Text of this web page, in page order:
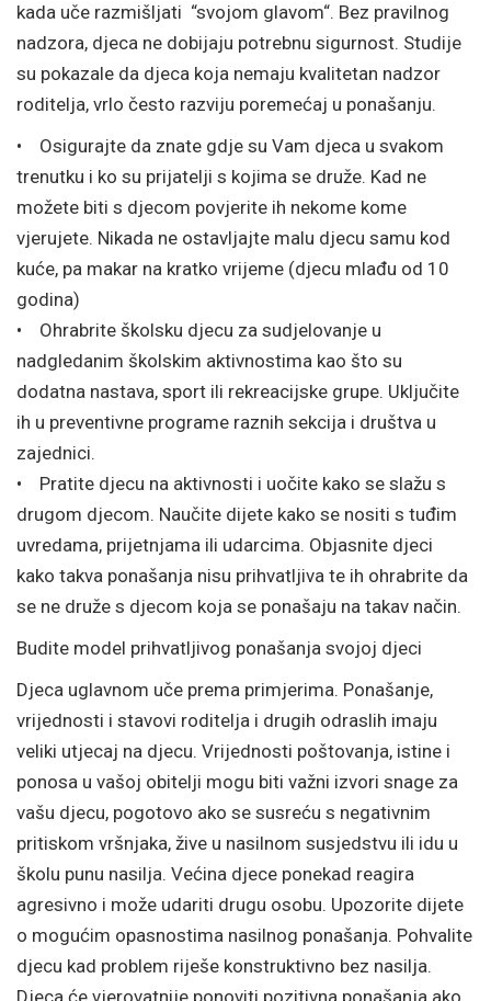
kada uče razmišljati “svojom glavom“. Bez pravilnog
nadzora, djeca ne dobijaju potrebnu sigurnost. Studije
su pokazale da djeca koja nemaju kvalitetan nadzor
roditelja, vrlo često razviju poremećaj u ponašanju.
• Osigurajte da znate gdje su Vam djeca u svakom
trenutku i ko su prijatelji s kojima se druže. Kad ne
možete biti s djecom povjerite ih nekome kome
vjerujete. Nikada ne ostavljajte malu djecu samu kod
kuće, pa makar na kratko vrijeme (djecu mlađu od 10
godina)
• Ohrabrite školsku djecu za sudjelovanje u
nadgledanim školskim aktivnostima kao što su
dodatna nastava, sport ili rekreacijske grupe. Uključite
ih u preventivne programe raznih sekcija i društva u
zajednici.
• Pratite djecu na aktivnosti i uočite kako se slažu s
drugom djecom. Naučite dijete kako se nositi s tuđim
uvredama, prijetnjama ili udarcima. Objasnite djeci
kako takva ponašanja nisu prihvatljiva te ih ohrabrite da
se ne druže s djecom koja se ponašaju na takav način.
Budite model prihvatljivog ponašanja svojoj djeci
Djeca uglavnom uče prema primjerima. Ponašanje,
vrijednosti i stavovi roditelja i drugih odraslih imaju
veliki utjecaj na djecu. Vrijednosti poštovanja, istine i
ponosa u vašoj obitelji mogu biti važni izvori snage za
vašu djecu, pogotovo ako se susreću s negativnim
pritiskom vršnjaka, žive u nasilnom susjedstvu ili idu u
školu punu nasilja. Većina djece ponekad reagira
agresivno i može udariti drugu osobu. Upozorite dijete
o mogućim opasnostima nasilnog ponašanja. Pohvalite
djecu kad problem riješe konstruktivno bez nasilja.
Djeca će vjerovatnije ponoviti pozitivna ponašanja ako